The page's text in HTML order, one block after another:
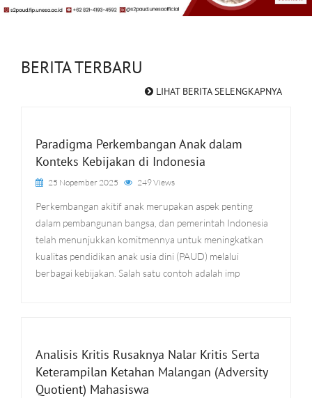
BERITA TERBARU
LIHAT BERITA SELENGKAPNYA
Paradigma Perkembangan Anak dalam
Konteks Kebijakan di Indonesia
25 Nopember 2025 249 Views
Perkembangan akitif anak merupakan aspek penting
dalam pembangunan bangsa, dan pemerintah Indonesia
telah menunjukkan komitmennya untuk meningkatkan
kualitas pendidikan anak usia dini (PAUD) melalui
berbagai kebijakan. Salah satu contoh adalah imp
Analisis Kritis Rusaknya Nalar Kritis Serta
Keterampilan Ketahan Malangan (Adversity
Quotient) Mahasiswa